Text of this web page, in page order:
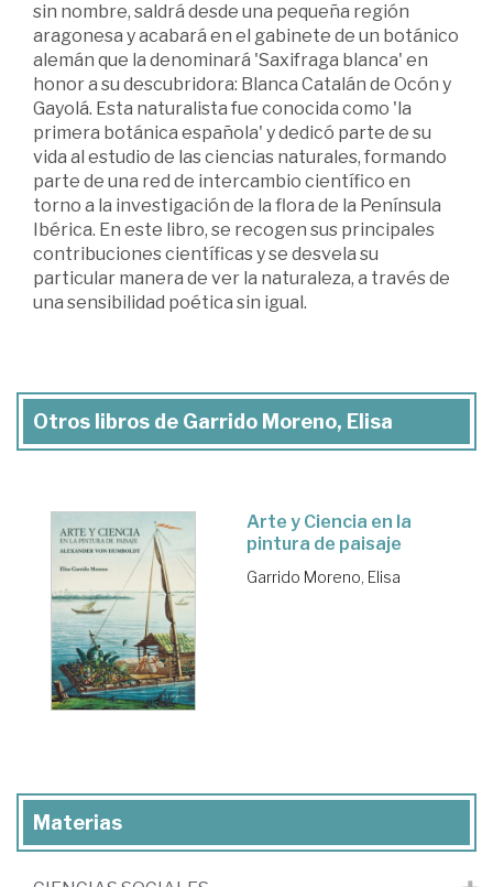
sin nombre, saldrá desde una pequeña región
aragonesa y acabará en el gabinete de un botánico
alemán que la denominará 'Saxifraga blanca' en
honor a su descubridora: Blanca Catalán de Ocón y
Gayolá. Esta naturalista fue conocida como 'la
primera botánica española' y dedicó parte de su
vida al estudio de las ciencias naturales, formando
parte de una red de intercambio científico en
torno a la investigación de la flora de la Península
Ibérica. En este libro, se recogen sus principales
contribuciones científicas y se desvela su
particular manera de ver la naturaleza, a través de
una sensibilidad poética sin igual.
Otros libros de Garrido Moreno, Elisa
Arte y Ciencia en la
pintura de paisaje
Garrido Moreno, Elisa
Materias